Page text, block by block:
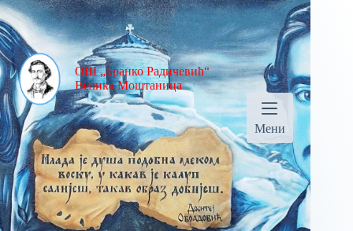
ОШ „Бранко Радичевић“
Велика Моштаница
Мени